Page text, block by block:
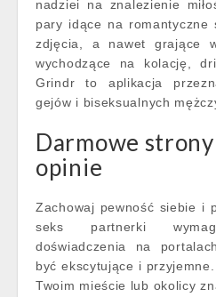
nadziei na znalezienie
pary idące na romantyczne
zdjęcia, a nawet grające
wychodzące na kolację,
Grindr to aplikacja
gejów i biseksualnych
Darmowe
opinie
Zachowaj pewność siebie i
seks partnerki
doświadczenia na
być ekscytujące i
Twoim mieście lub okolicy